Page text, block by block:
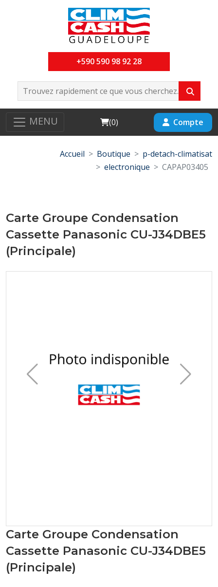
+590 590 98 92 28
MENU Cart
(0) Compte
Accueil Boutique
p-detach-climatisat
electronique
CAPAP03405
Carte Groupe Condensation
Cassette Panasonic CU-J34DBE5
(Principale)
Carte Groupe Condensation
Cassette Panasonic CU-J34DBE5
(Principale)